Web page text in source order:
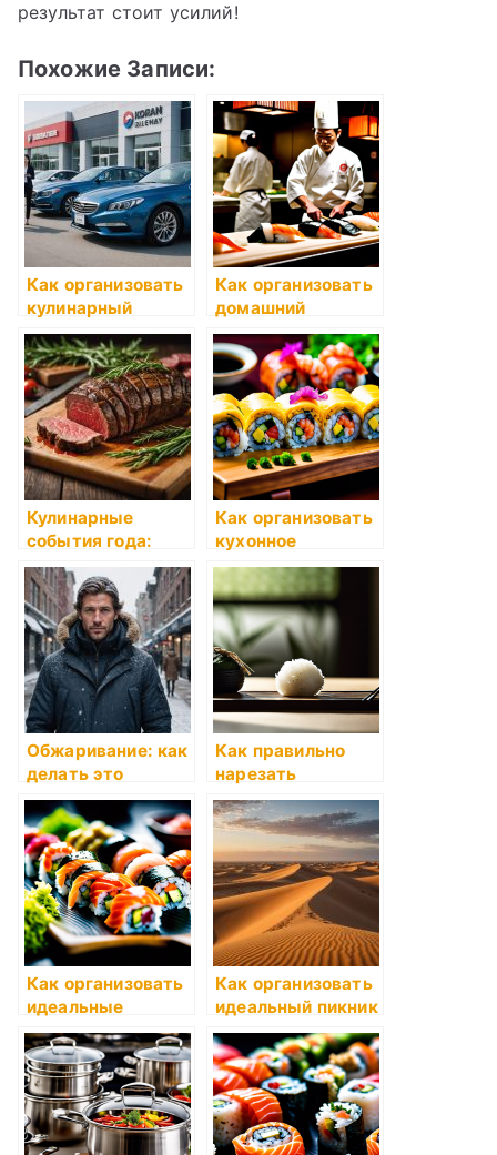
результат стоит усилий!
Похожие Записи:
Как организовать
кулинарный
конкурс в школе
Как организовать
домашний
кулинарный
конкурс
Кулинарные
события года:
отчёты и проекты
Как организовать
кухонное
пространство
Обжаривание: как
делать это
правильно
Как правильно
нарезать
продукты для
блюд
Как организовать
идеальные
выходные с
готовкой
Как организовать
идеальный пикник